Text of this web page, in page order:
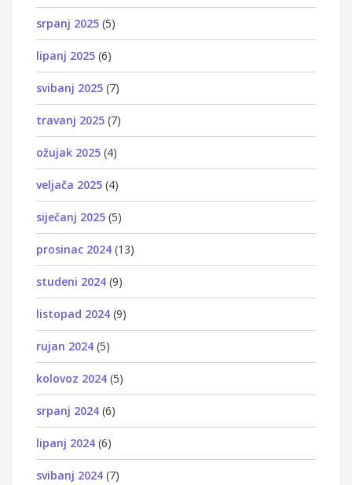
srpanj 2025 (5)
lipanj 2025 (6)
svibanj 2025 (7)
travanj 2025 (7)
ožujak 2025 (4)
veljača 2025 (4)
siječanj 2025 (5)
prosinac 2024 (13)
studeni 2024 (9)
listopad 2024 (9)
rujan 2024 (5)
kolovoz 2024 (5)
srpanj 2024 (6)
lipanj 2024 (6)
svibanj 2024 (7)